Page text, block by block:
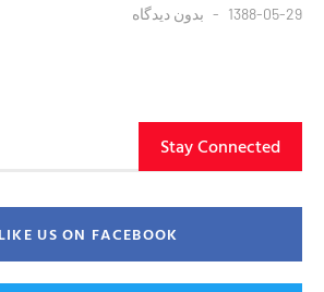
1388-05-29 بدون دیدگاه
Stay Connected
LIKE US ON FACEBOOK